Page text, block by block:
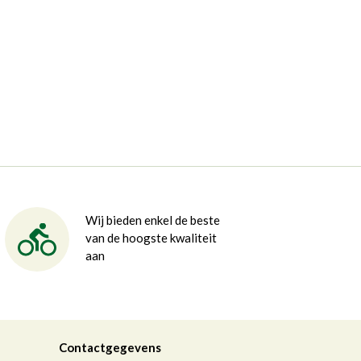
Wij bieden enkel de beste
van de hoogste kwaliteit
aan
Contactgegevens